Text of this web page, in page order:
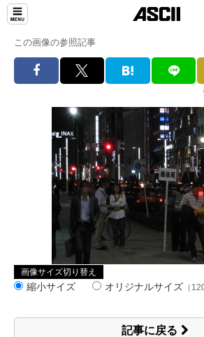
この画像の参照記事
画像サイズ切り替え
縮小サイズ オリジナルサイズ （
記事に戻る